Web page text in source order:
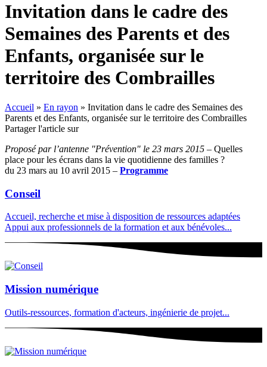
Invitation dans le cadre des
Semaines des Parents et des
Enfants, organisée sur le
territoire des Combrailles
Accueil » En rayon » Invitation dans le cadre des Semaines des
Parents et des Enfants, organisée sur le territoire des Combrailles
Partager l'article sur
Proposé par l’antenne "Prévention" le 23 mars 2015 – Quelles
place pour les écrans dans la vie quotidienne des familles ?
du 23 mars au 10 avril 2015 – Programme
Conseil
Accueil, recherche et mise à disposition de ressources adaptées
Appui aux professionnels de la formation et aux bénévoles...
Mission numérique
Outils-ressources, formation d'acteurs, ingénierie de projet...